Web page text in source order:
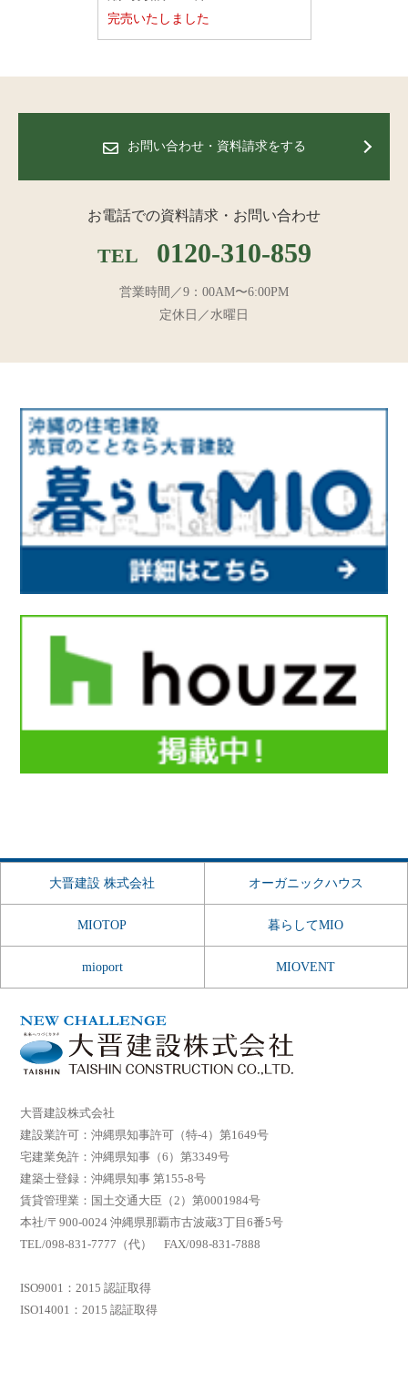
完売いたしました
お問い合わせ・資料請求をする
お電話での資料請求・お問い合わせ
TEL 0120-310-859
営業時間／9：00AM〜6:00PM
定休日／水曜日
大晋建設 株式会社 オーガニックハウス
MIOTOP 暮らしてMIO
mioport MIOVENT
大晋建設株式会社
建設業許可：沖縄県知事許可（特-4）第1649号
宅建業免許：沖縄県知事（6）第3349号
建築士登録：沖縄県知事 第155-8号
賃貸管理業：国土交通大臣（2）第0001984号
本社/〒900-0024 沖縄県那覇市古波蔵3丁目6番5号
TEL/098-831-7777（代） FAX/098-831-7888
ISO9001：2015 認証取得
ISO14001：2015 認証取得